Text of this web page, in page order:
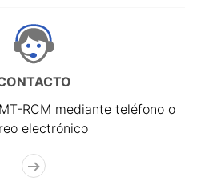
RCM mediante teléfono o
electrónico